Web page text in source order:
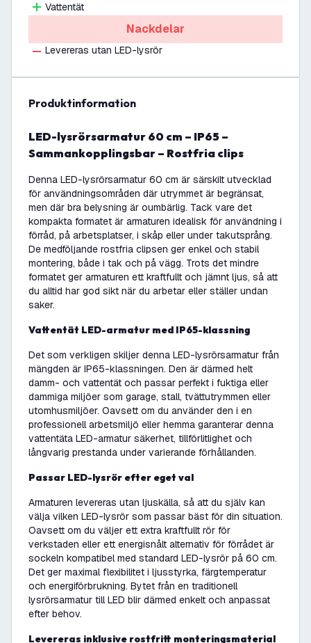
Vattentät
Nackdelar
Levereras utan LED-lysrör
produktinformation
LED-lysrörsarmatur 60 cm – IP65 –
Sammankopplingsbar – Rostfria clips
Denna LED-lysrörsarmatur 60 cm är särskilt utvecklad
för användningsområden där utrymmet är begränsat,
men där bra belysning är oumbärlig. Tack vare det
kompakta formatet är armaturen idealisk för användning i
förråd, på arbetsplatser, i skåp eller under takutsprång.
De medföljande rostfria clipsen ger enkel och stabil
montering, både i tak och på vägg. Trots det mindre
formatet ger armaturen ett kraftfullt och jämnt ljus, så att
du alltid har god sikt när du arbetar eller ställer undan
saker.
Vattentät LED-armatur med IP65-klassning
Det som verkligen skiljer denna LED-lysrörsarmatur från
mängden är IP65-klassningen. Den är därmed helt
damm- och vattentät och passar perfekt i fuktiga eller
dammiga miljöer som garage, stall, tvättutrymmen eller
utomhusmiljöer. Oavsett om du använder den i en
professionell arbetsmiljö eller hemma garanterar denna
vattentäta LED-armatur säkerhet, tillförlitlighet och
långvarig prestanda under varierande förhållanden.
Passar LED-lysrör efter eget val
Armaturen levereras utan ljuskälla, så att du själv kan
välja vilken LED-lysrör som passar bäst för din situation.
Oavsett om du väljer ett extra kraftfullt rör för
verkstaden eller ett energisnålt alternativ för förrådet är
sockeln kompatibel med standard LED-lysrör på 60 cm.
Det ger maximal flexibilitet i ljusstyrka, färgtemperatur
och energiförbrukning. Bytet från en traditionell
lysrörsarmatur till LED blir därmed enkelt och anpassat
efter behov.
Levereras inklusive rostfritt monteringsmaterial